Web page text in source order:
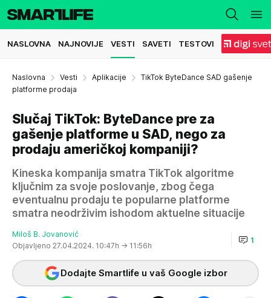
NASLOVNA NAJNOVIJE VESTI SAVETI TESTOVI
Naslovna Vesti Aplikacije
TikTok ByteDance SAD gašenje
platforme prodaja
Slučaj TikTok: ByteDance pre za
gašenje platforme u SAD, nego za
prodaju američkoj kompaniji?
Kineska kompanija smatra TikTok algoritme
ključnim za svoje poslovanje, zbog čega
eventualnu prodaju te popularne platforme
smatra neodrživim ishodom aktuelne situacije
Miloš B. Jovanović
Objavljeno 27.04.2024. 10:47h → 11:56h
1
Dodajte Smartlife u vaš Google izbor